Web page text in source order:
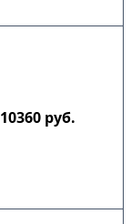
10360 руб.